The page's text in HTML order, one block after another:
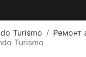
Turismo
Ремонт
Turismo